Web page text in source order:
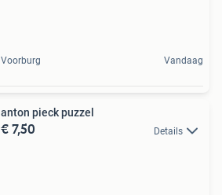
Voorburg Vandaag
anton pieck puzzel
€ 7,50 Details